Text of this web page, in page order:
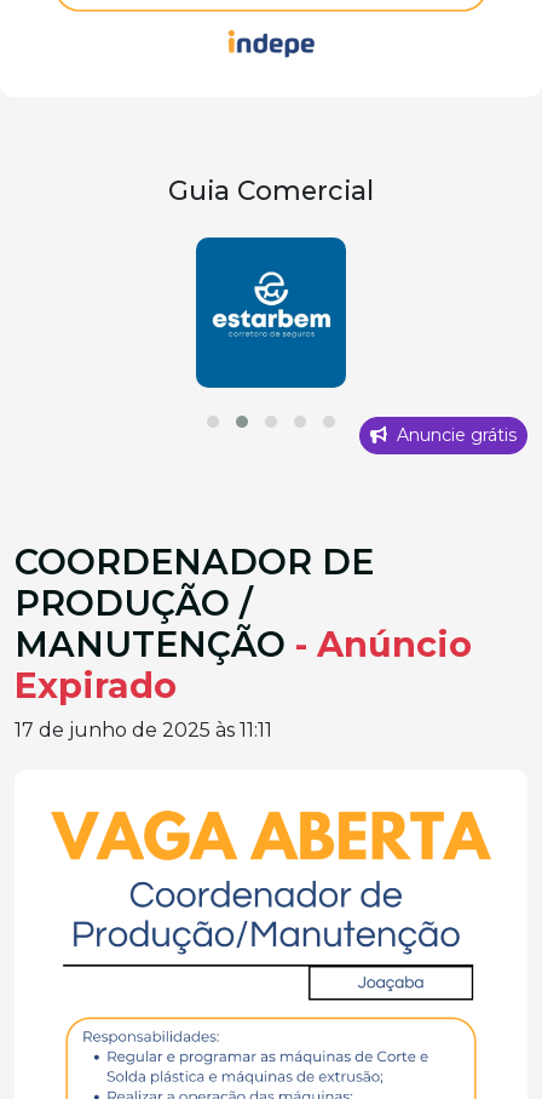
Guia Comercial
Anuncie grátis
COORDENADOR DE
PRODUÇÃO /
MANUTENÇÃO - Anúncio
Expirado
17 de junho de 2025 às 11:11